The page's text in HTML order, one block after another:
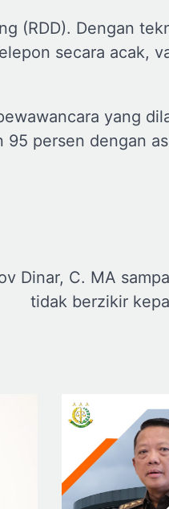
(RDD). Dengan
secara acak,
yang
persen dengan
Dinar, C. MA
tidak berzikir